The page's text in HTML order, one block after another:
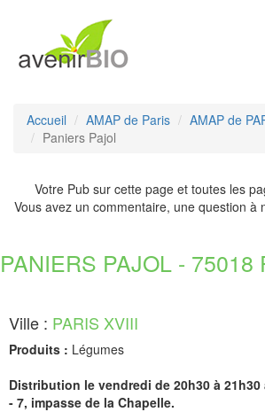
Accueil AMAP de Paris
AMAP de
Paniers Pajol
Votre Pub sur cette page et toutes les
Vous avez un commentaire, une question à
PANIERS PAJOL - 75018
Ville : PARIS XVIII
Produits : Légumes
Distribution le vendredi de 20h30 à
- 7, impasse de la Chapelle.